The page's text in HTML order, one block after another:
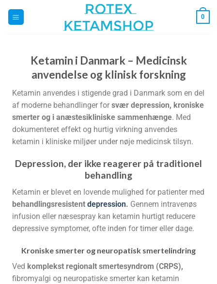
0
Ketamin i Danmark – Medicinsk
anvendelse og klinisk forskning
Ketamin anvendes i stigende grad i Danmark som en del
af moderne behandlinger for svær depression, kroniske
smerter og i anæstesikliniske sammenhænge. Med
dokumenteret effekt og hurtig virkning anvendes
ketamin i kliniske miljøer under nøje medicinsk tilsyn.
Depression, der ikke reagerer på traditionel
behandling
Ketamin er blevet en lovende mulighed for patienter med
behandlingsresistent depression. Gennem intravenøs
infusion eller næsespray kan ketamin hurtigt reducere
depressive symptomer, ofte inden for timer eller dage.
Kroniske smerter og neuropatisk smertelindring
Ved komplekst regionalt smertesyndrom (CRPS),
fibromyalgi og neuropatiske smerter kan ketamin